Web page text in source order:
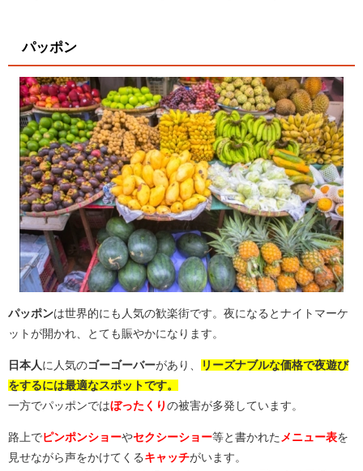
パッポン
パッポンは世界的にも人気の歓楽街です。夜になるとナイトマーケ
ットが開かれ、とても賑やかになります。
日本人 に人気のゴーゴーバーがあり、
リーズナブルな価格で夜遊び
をするには最適なスポットです。
一方でパッポンではぼったくり の被害が多発しています。
路上で ピンポンショーやセクシーショー等と書かれた メニュー表を
見せながら声をかけてくる キャッチがいます。